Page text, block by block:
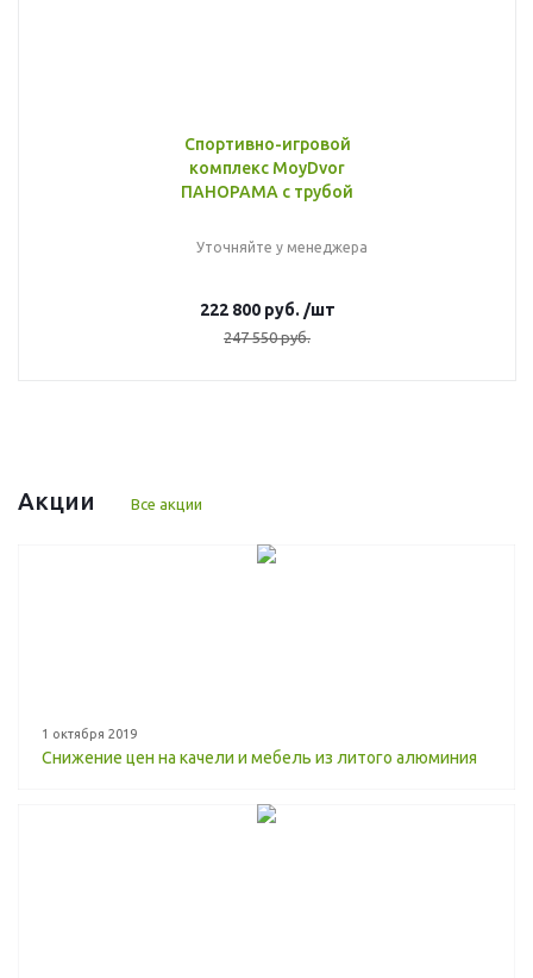
Спортивно-игровой
комплекс MoyDvor
ПАНОРАМА с трубой
Уточняйте у менеджера
222 800руб. /шт
247 550руб.
Акции Все акции
1 октября 2019
Снижение цен на качели и мебель из литого алюминия